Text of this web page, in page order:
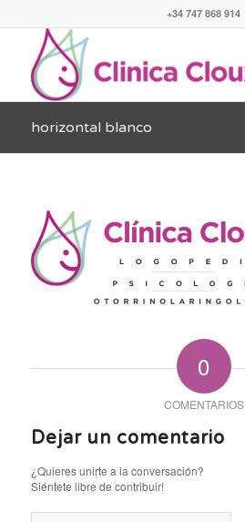
+34 747 868 914
horizontal blanco
0
COMENTARIOS
Dejar un comentario
¿Quieres unirte a la conversación?
Siéntete libre de contribuir!